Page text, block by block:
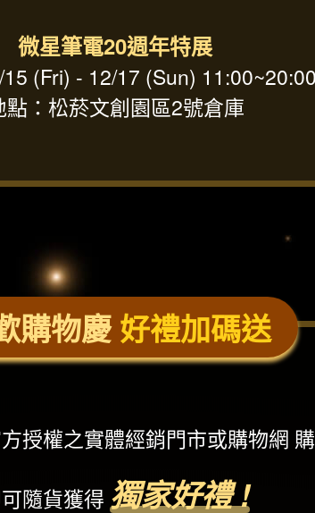
微星筆電20週年特展
(Fri) - 12/17 (Sun)
點：松菸文創園區2號倉庫
購物慶好禮加碼送
授權之實體經銷門市或購物網
隨貨獲得 獨家好禮 !